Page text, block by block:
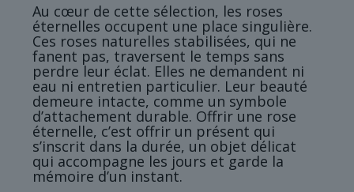
Au cœur de cette sélection, les roses
éternelles occupent une place singulière.
Ces roses naturelles stabilisées, qui ne
fanent pas, traversent le temps sans
perdre leur éclat. Elles ne demandent ni
eau ni entretien particulier. Leur beauté
demeure intacte, comme un symbole
d’attachement durable. Offrir une rose
éternelle, c’est offrir un présent qui
s’inscrit dans la durée, un objet délicat
qui accompagne les jours et garde la
mémoire d’un instant.